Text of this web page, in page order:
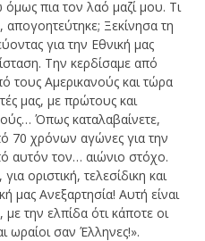
πια τον λαό μαζί μου. Τι
Ξεκίνησα τη
για την Εθνική μας
Την κερδίσαμε από
τους Αμερικανούς και τώρα
μας, με πρώτους και
Όπως καταλαβαίνετε,
70 χρόνων αγώνες για την
αυτόν τον… αιώνιο στόχο.
οριστική, τελεσίδικη και
μας Ανεξαρτησία! Αυτή είναι
την ελπίδα ότι κάποτε οι
ωραίοι σαν Έλληνες!».